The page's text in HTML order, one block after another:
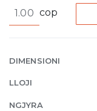
316
Intreccio,
pop-
up
cop
DIMENSIONI
LLOJI
NGJYRA